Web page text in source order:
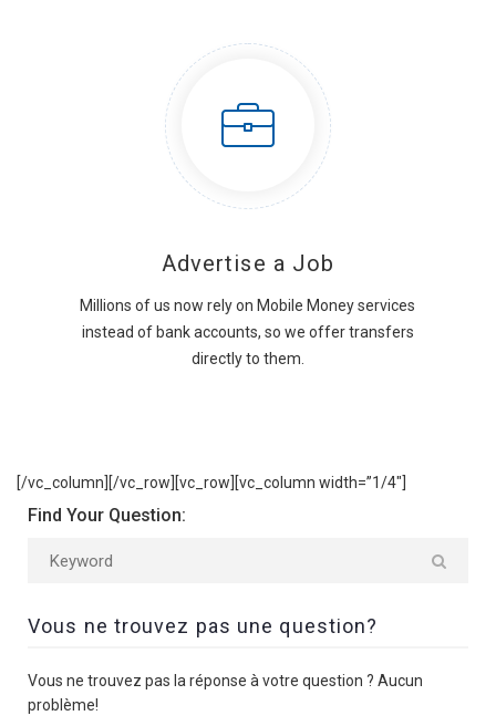
Advertise a Job
Millions of us now rely on Mobile Money services
instead of bank accounts, so we offer transfers
directly to them.
[/vc_column][/vc_row][vc_row][vc_column width=”1/4″]
Find Your Question:
Vous ne trouvez pas une question?
Vous ne trouvez pas la réponse à votre question ? Aucun
problème!